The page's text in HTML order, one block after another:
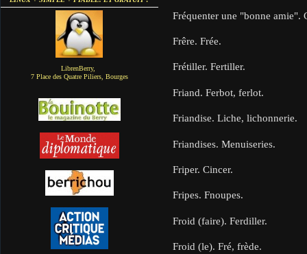
LibrenBerry,
7 Place des Quatre Piliers, Bourges
Fréquenter une "bonne amie".
Frêre. Frée.
Frétiller. Fertiller.
Friand. Ferbot, ferlot.
Friandise. Liche, lichonnerie.
Friandises. Menuiseries.
Friper. Cincer.
Fripes. Fnoupes.
Froid (faire). Ferdiller.
Froid (le). Fré, frède.